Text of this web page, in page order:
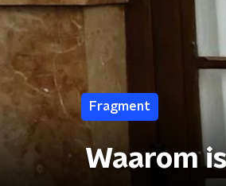
Fragment
Waarom